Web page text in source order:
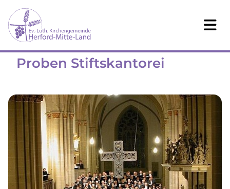
Proben Stiftskantorei